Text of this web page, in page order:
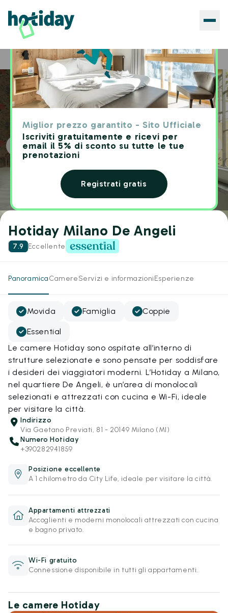
Miglior prezzo garantito - Sito Ufficiale
Iscriviti gratuitamente e ricevi per
email il 5% di sconto su tutte le tue
prenotazioni
Registrati gratis
Home Hotels Hotiday Milano De Angeli
Hotiday Milano De Angeli
7.9 Eccellente
PanoramicaCamereServizi e informazioniEsperienze
Movida Famiglia Coppie
Essential
Le camere Hotiday sono ospitate all’interno di
strutture selezionate e sono pensate per soddisfare
i desideri dei viaggiatori moderni. L’Hotiday a Milano,
nel quartiere De Angeli, è un’area di monolocali
selezionati e attrezzati con cucina e Wi-Fi, ideale
per visitare la città.
Indirizzo
Via Gaetano Previati, 81 - 20149 Milano (MI)
Numero Hotiday
+390282941859
Posizione eccellente
A 1 chilometro da City Life, ideale per visitare la città.
Appartamenti attrezzati
Accoglienti e moderni monolocali attrezzati con cucina
e bagno privato.
Wi-Fi gratuito
Connessione disponibile in tutti gli appartamenti.
Le camere Hotiday